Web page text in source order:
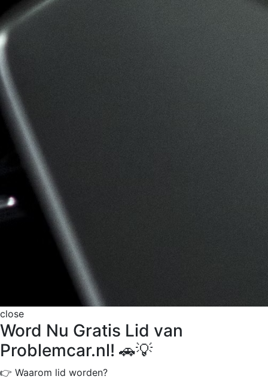
close
Word Nu Gratis Lid van
Problemcar.nl! 🚗💡
👉 Waarom lid worden?